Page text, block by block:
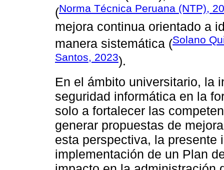
(Norma Técnica Peruana (NTP),
mejora continua orientado a
manera sistemática (Solano
Santos, 2023).
En el ámbito universitario, la
seguridad informática en la
solo a fortalecer las
generar propuestas de
esta perspectiva, la
implementación de un Plan